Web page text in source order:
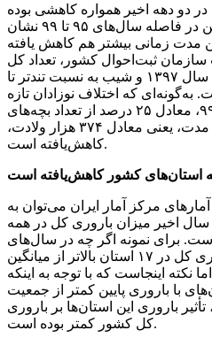
دو دهه اخیر همواره کاهشی بوده
است؛ بررسی روند تعداد متولدین در فاصله سال‌های ۹۵ تا ۹۹ نشان
مدت زمانی بیشتر هم کاهش یافته
ثبت‌احوال کشور، تعداد کل
موالید ثبت‌شده با شیب ملایم تا سال ۱۳۹۷ و شیب به نسبت تندتر تا
است. به‌گونه‌ای که اختلاف نوزادان تازه
متولد شده در سال ۹۵ با سال ۹۹، معادل ۲۵ درصد از تعداد بچه‌های
به دنیا آمده طی این مدت، یعنی معادل ۳۷۴ هزار ولادت،
کاهش‌یافته است.
استان‌های کشور کاهش‌یافته است
مرکز آمار ایران می‌توان به
اخیر میزان باروری کل در همه
برای نمونه اگر چه در سال‌های
۱۳۹۶ و ۱۳۹۷ میزان باروری کل در ۱۷ استان بالاتر از میانگین
نکته اینجاست که با توجه به اینکه
با باروری پایین کمتر از جمعیت
تأثیر باروری این استان‌ها بر باروری
کل کشور کمتر بوده است.